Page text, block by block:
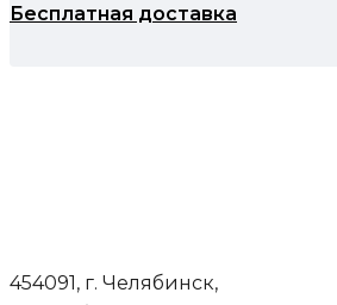
Бесплатная доставка
454091, г. Челябинск,